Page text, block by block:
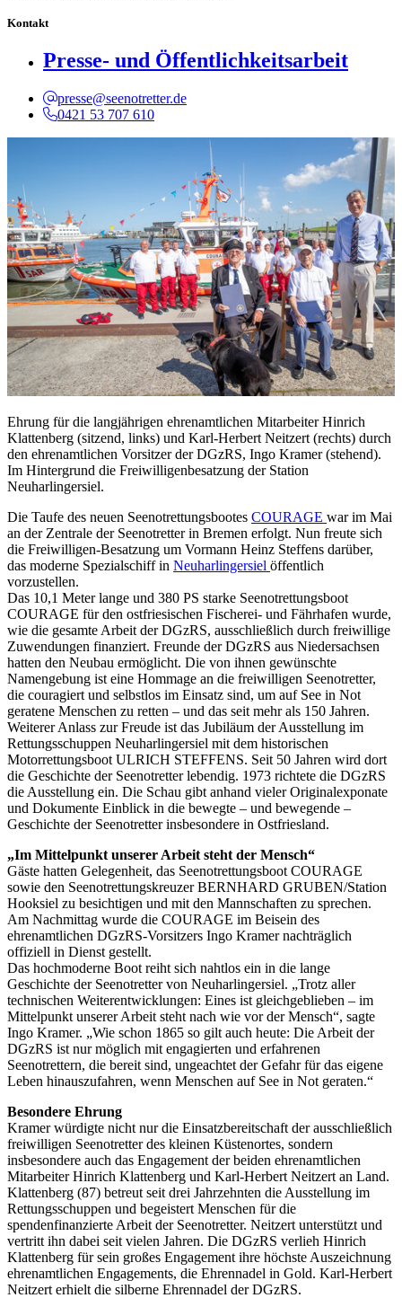
Kontakt
Presse- und Öffentlichkeitsarbeit
presse@seenotretter.de
0421 53 707 610
Ehrung für die langjährigen ehrenamtlichen Mitarbeiter Hinrich
Klattenberg (sitzend, links) und Karl-Herbert Neitzert (rechts) durch
den ehrenamtlichen Vorsitzer der DGzRS, Ingo Kramer (stehend).
Im Hintergrund die Freiwilligenbesatzung der Station
Neuharlingersiel.
Die Taufe des neuen Seenotrettungsbootes COURAGE war im Mai
an der Zentrale der Seenotretter in Bremen erfolgt. Nun freute sich
die Freiwilligen-Besatzung um Vormann Heinz Steffens darüber,
das moderne Spezialschiff in Neuharlingersiel öffentlich
vorzustellen.
Das 10,1 Meter lange und 380 PS starke Seenotrettungsboot
COURAGE für den ostfriesischen Fischerei- und Fährhafen wurde,
wie die gesamte Arbeit der DGzRS, ausschließlich durch freiwillige
Zuwendungen finanziert. Freunde der DGzRS aus Niedersachsen
hatten den Neubau ermöglicht. Die von ihnen gewünschte
Namengebung ist eine Hommage an die freiwilligen Seenotretter,
die couragiert und selbstlos im Einsatz sind, um auf See in Not
geratene Menschen zu retten – und das seit mehr als 150 Jahren.
Weiterer Anlass zur Freude ist das Jubiläum der Ausstellung im
Rettungsschuppen Neuharlingersiel mit dem historischen
Motorrettungsboot ULRICH STEFFENS. Seit 50 Jahren wird dort
die Geschichte der Seenotretter lebendig. 1973 richtete die DGzRS
die Ausstellung ein. Die Schau gibt anhand vieler Originalexponate
und Dokumente Einblick in die bewegte – und bewegende –
Geschichte der Seenotretter insbesondere in Ostfriesland.
„Im Mittelpunkt unserer Arbeit steht der Mensch“
Gäste hatten Gelegenheit, das Seenotrettungsboot COURAGE
sowie den Seenotrettungskreuzer BERNHARD GRUBEN/Station
Hooksiel zu besichtigen und mit den Mannschaften zu sprechen.
Am Nachmittag wurde die COURAGE im Beisein des
ehrenamtlichen DGzRS-Vorsitzers Ingo Kramer nachträglich
offiziell in Dienst gestellt.
Das hochmoderne Boot reiht sich nahtlos ein in die lange
Geschichte der Seenotretter von Neuharlingersiel. „Trotz aller
technischen Weiterentwicklungen: Eines ist gleichgeblieben – im
Mittelpunkt unserer Arbeit steht nach wie vor der Mensch“, sagte
Ingo Kramer. „Wie schon 1865 so gilt auch heute: Die Arbeit der
DGzRS ist nur möglich mit engagierten und erfahrenen
Seenotrettern, die bereit sind, ungeachtet der Gefahr für das eigene
Leben hinauszufahren, wenn Menschen auf See in Not geraten.“
Besondere Ehrung
Kramer würdigte nicht nur die Einsatzbereitschaft der ausschließlich
freiwilligen Seenotretter des kleinen Küstenortes, sondern
insbesondere auch das Engagement der beiden ehrenamtlichen
Mitarbeiter Hinrich Klattenberg und Karl-Herbert Neitzert an Land.
Klattenberg (87) betreut seit drei Jahrzehnten die Ausstellung im
Rettungsschuppen und begeistert Menschen für die
spendenfinanzierte Arbeit der Seenotretter. Neitzert unterstützt und
vertritt ihn dabei seit vielen Jahren. Die DGzRS verlieh Hinrich
Klattenberg für sein großes Engagement ihre höchste Auszeichnung
ehrenamtlichen Engagements, die Ehrennadel in Gold. Karl-Herbert
Neitzert erhielt die silberne Ehrennadel der DGzRS.